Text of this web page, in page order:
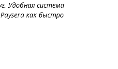
Удобная система
как быстро